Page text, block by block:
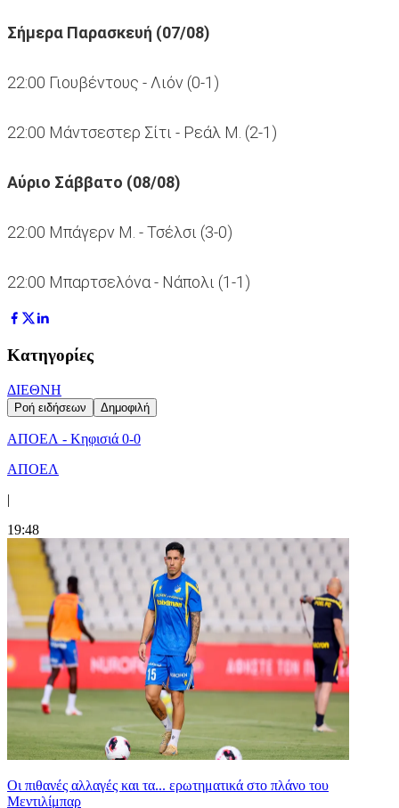
Σήμερα Παρασκευή (07/08)
22:00 Γιουβέντους - Λιόν (0-1)
22:00 Μάντσεστερ Σίτι - Ρεάλ Μ. (2-1)
Αύριο Σάββατο (08/08)
22:00 Μπάγερν Μ. - Τσέλσι (3-0)
22:00 Μπαρτσελόνα - Νάπολι (1-1)
Κατηγορίες
ΔΙΕΘΝΗ
Ροή ειδήσεων Δημοφιλή
ΑΠΟΕΛ - Κηφισιά 0-0
ΑΠΟΕΛ
|
19:48
Οι πιθανές αλλαγές και τα... ερωτηματικά στο πλάνο του
Μεντιλίμπαρ